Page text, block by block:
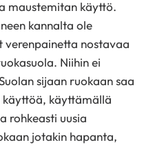
maustemitan käyttö.
kannalta ole
verenpainetta nostavaa
Niihin ei
sijaan ruokaan saa
käyttöä, käyttämällä
rohkeasti uusia
jotakin hapanta,